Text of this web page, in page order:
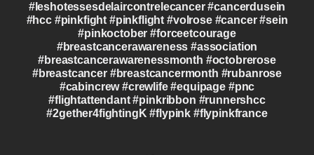
#leshotessesdelaircontrelecancer #cancerdusein
#hcc #pinkfight #pinkflight #volrose #cancer #sein
#pinkoctober #forceetcourage
#breastcancerawareness #association
#breastcancerawarenessmonth #octobrerose
#breastcancer #breastcancermonth #rubanrose
#cabincrew #crewlife #equipage #pnc
#flightattendant #pinkribbon #runnershcc
#2gether4fightingK #flypink #flypinkfrance